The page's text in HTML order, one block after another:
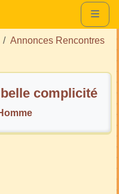
Annonces Rencontres
complicité